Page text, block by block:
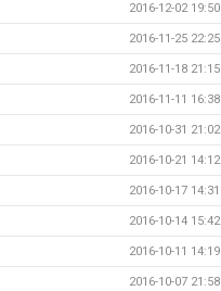
2016-12-02 19:50
2016-11-25 22:25
2016-11-18 21:15
2016-11-11 16:38
2016-10-31 21:02
2016-10-21 14:12
2016-10-17 14:31
2016-10-14 15:42
2016-10-11 14:19
2016-10-07 21:58